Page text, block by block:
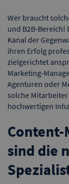
Wer braucht
und B2B-
Kanal der
ihren Erfolg
zielgerichtet
Marketing-
Agenturen oder
solche
hochwertigen
sind die